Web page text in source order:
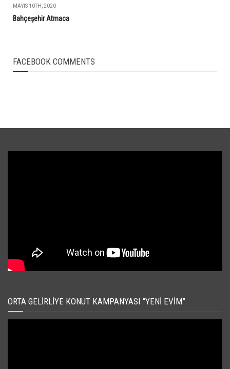
MAYIS 10TH, 2020
Bahçeşehir Atmaca
FACEBOOK COMMENTS
ORTA GELIRLIYE KONUT KAMPANYASI “YENI EVIM”